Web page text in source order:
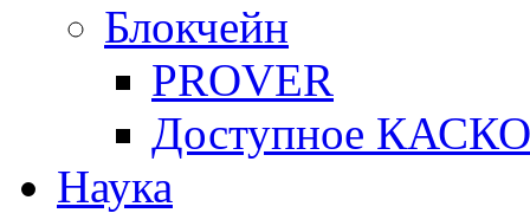
Блокчейн
PROVER
Доступное КАСКО
Наука